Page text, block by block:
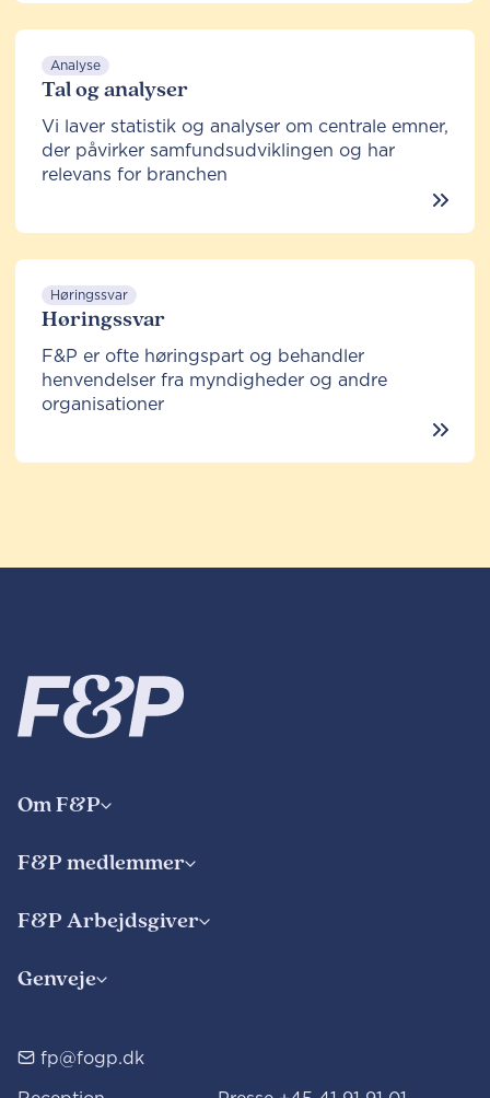
Analyse
Tal og analyser
Vi laver statistik og analyser om centrale emner,
der påvirker samfundsudviklingen og har
relevans for branchen
Høringssvar
Høringssvar
F&P er ofte høringspart og behandler
henvendelser fra myndigheder og andre
organisationer
fp@fogp.dk
Om F&P
F&P medlemmer
F&P Arbejdsgiver
Genveje